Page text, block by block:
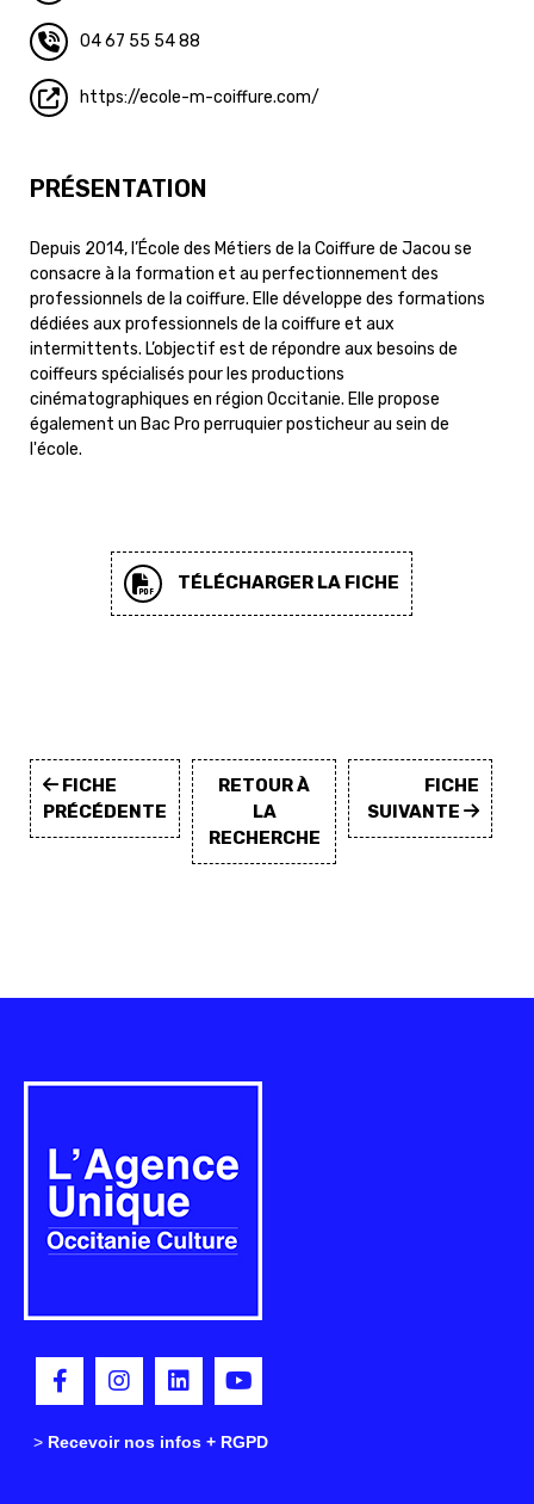
04 67 55 54 88
https://ecole-m-coiffure.com/
PRÉSENTATION
Depuis 2014, l’École des Métiers de la Coiffure de Jacou se
consacre à la formation et au perfectionnement des
professionnels de la coiffure. Elle développe des formations
dédiées aux professionnels de la coiffure et aux
intermittents. L’objectif est de répondre aux besoins de
coiffeurs spécialisés pour les productions
cinématographiques en région Occitanie. Elle propose
également un Bac Pro perruquier posticheur au sein de
l'école.
TÉLÉCHARGER LA FICHE
FICHE
PRÉCÉDENTE
RETOUR À
LA
RECHERCHE
FICHE
SUIVANTE
> Recevoir nos infos + RGPD